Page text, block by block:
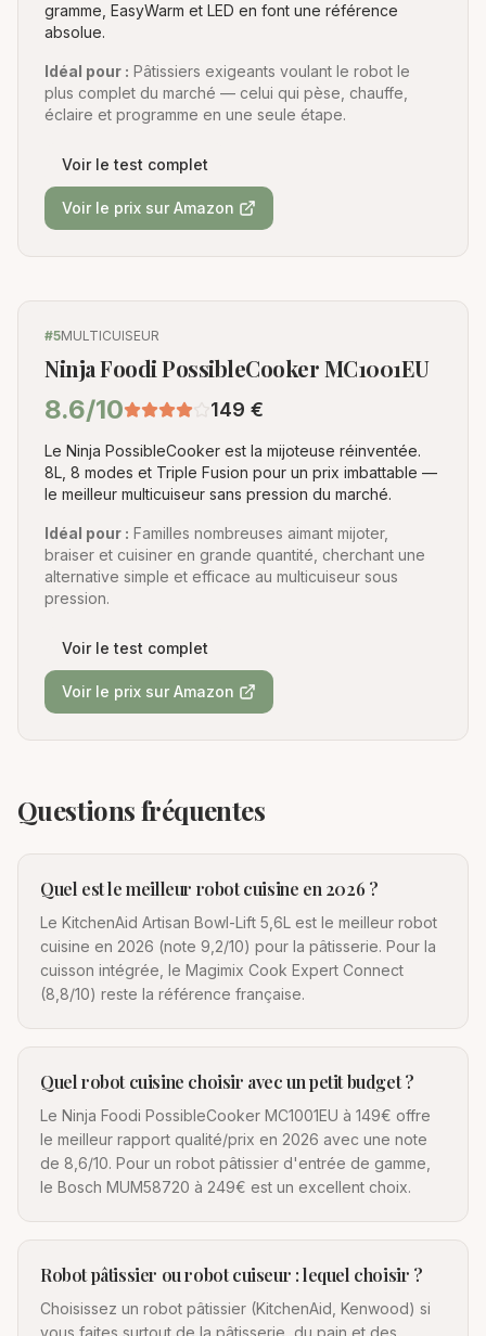
gramme, EasyWarm et LED en font une référence
absolue.
Idéal pour : Pâtissiers exigeants voulant le robot le
plus complet du marché — celui qui pèse, chauffe,
éclaire et programme en une seule étape.
Voir le test complet
Voir le prix sur Amazon
#5MULTICUISEUR
Ninja Foodi PossibleCooker MC1001EU
8.6/10 149 €
Le Ninja PossibleCooker est la mijoteuse réinventée.
8L, 8 modes et Triple Fusion pour un prix imbattable —
le meilleur multicuiseur sans pression du marché.
Idéal pour : Familles nombreuses aimant mijoter,
braiser et cuisiner en grande quantité, cherchant une
alternative simple et efficace au multicuiseur sous
pression.
Voir le test complet
Voir le prix sur Amazon
Questions fréquentes
Quel est le meilleur robot cuisine en 2026 ?
Le KitchenAid Artisan Bowl-Lift 5,6L est le meilleur robot
cuisine en 2026 (note 9,2/10) pour la pâtisserie. Pour la
cuisson intégrée, le Magimix Cook Expert Connect
(8,8/10) reste la référence française.
Quel robot cuisine choisir avec un petit budget ?
Le Ninja Foodi PossibleCooker MC1001EU à 149€ offre
le meilleur rapport qualité/prix en 2026 avec une note
de 8,6/10. Pour un robot pâtissier d'entrée de gamme,
le Bosch MUM58720 à 249€ est un excellent choix.
Robot pâtissier ou robot cuiseur : lequel choisir ?
Choisissez un robot pâtissier (KitchenAid, Kenwood) si
vous faites surtout de la pâtisserie, du pain et des